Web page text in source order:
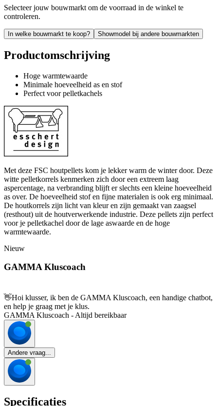
Selecteer jouw bouwmarkt om de voorraad in de winkel te
controleren.
In welke bouwmarkt te koop? Showmodel bij andere bouwmarkten
Productomschrijving
Hoge warmtewaarde
Minimale hoeveelheid as en stof
Perfect voor pelletkachels
Met deze FSC houtpellets kom je lekker warm de winter door. Deze
witte pelletkorrels kenmerken zich door een extreem laag
aspercentage, na verbranding blijft er slechts een kleine hoeveelheid
as over. De hoeveelheid stof en fijne materialen is ook erg minimaal.
De houtkorrels zijn licht van kleur en zijn gemaakt van zaagsel
(resthout) uit de houtverwerkende industrie. Deze pellets zijn perfect
voor je pelletkachel door de lage aswaarde en de hoge
warmtewaarde.
Nieuw
GAMMA Kluscoach
👋Hoi klusser, ik ben de GAMMA Kluscoach, een handige chatbot,
en help je graag met je klus.
GAMMA Kluscoach - Altijd bereikbaar
Andere vraag...
Specificaties